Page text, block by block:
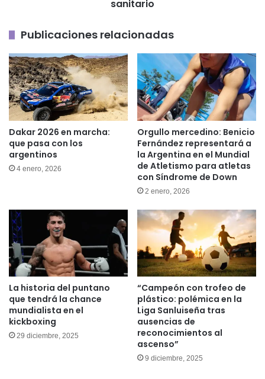
en
el
sistema
sanitario
sanitario
Publicaciones relacionadas
Dakar 2026 en marcha:
que pasa con los
argentinos
4 enero, 2026
Orgullo mercedino: Benicio
Fernández representará a
la Argentina en el Mundial
de Atletismo para atletas
con Síndrome de Down
2 enero, 2026
La historia del puntano
que tendrá la chance
mundialista en el
kickboxing
29 diciembre, 2025
“Campeón con trofeo de
plástico: polémica en la
Liga Sanluiseña tras
ausencias de
reconocimientos al
ascenso”
9 diciembre, 2025